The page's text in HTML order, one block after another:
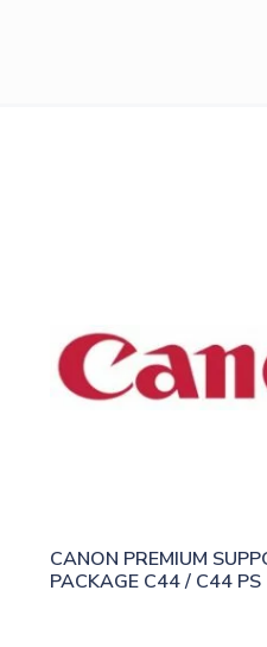
CANON PREMIUM
PACKAGE C44 / C44 PS